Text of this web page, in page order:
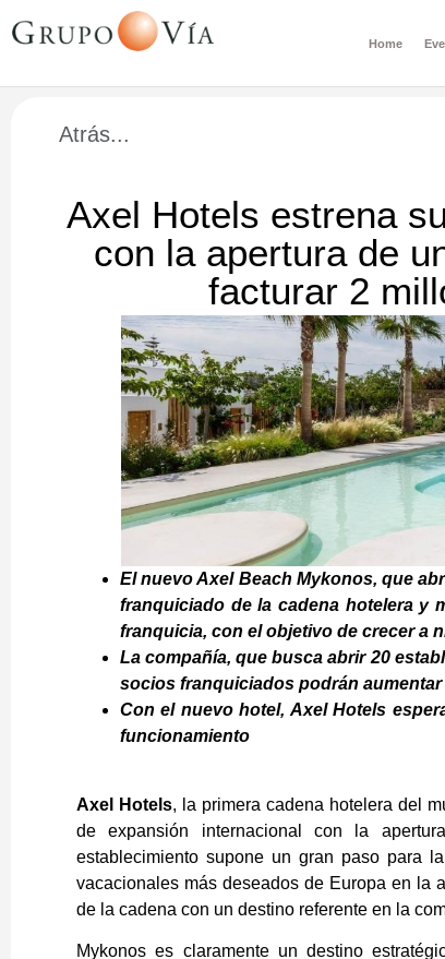
Home
Atrás...
Axel Hotels estrena
con la apertura de
facturar 2
El nuevo Axel Beach Mykonos, que
franquiciado de la cadena hotelera y
franquicia, con el objetivo de crecer a
La compañía, que busca abrir 20
socios franquiciados podrán
Con el nuevo hotel, Axel Hotels
funcionamiento
Axel Hotels, la primera cadena hotelera del
de expansión internacional con la
establecimiento supone un gran paso para
vacacionales más deseados de Europa en la
de la cadena con un destino referente en la
Mykonos es claramente un destino